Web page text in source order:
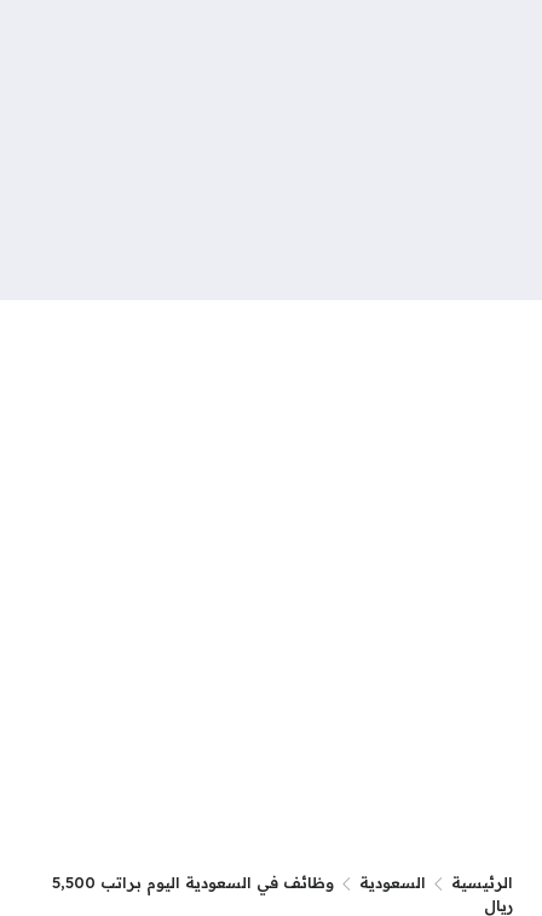
الرئيسية السعودية
وظائف في السعودية اليوم براتب 5,500
ريال